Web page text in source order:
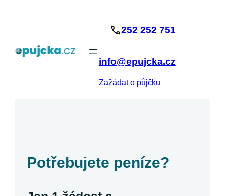
252 252 751
info@epujcka.cz
Zažádat o půjčku
Potřebujete peníze?